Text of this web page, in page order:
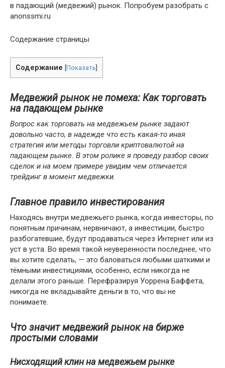
в падающий (медвежий) рынок. Попробуем разобрать с
anonssmi.ru
Содержание страницы
Содержание Показать
Медвежий рынок не помеха: Как торговать
на падающем рынке
Вопрос как торговать на медвежьем рынке задают
довольно часто, в надежде что есть какая-то иная
стратегия или методы торговли криптовалютой на
падающем рынке. В этом ролике я проведу разбор своих
сделок и на моем примере увидим чем отличается
трейдинг в момент медвежки.
Главное правило инвестирования
Находясь внутри медвежьего рынка, когда инвесторы, по
понятным причинам, нервничают, а инвестиции, быстро
разбогатевшие, будут продаваться через Интернет или из
уст в уста. Во время такой неуверенности последнее, что
вы хотите сделать, — это баловаться любыми шаткими и
тёмными инвестициями, особенно, если никогда не
делали этого раньше. Перефразируя Уоррена Баффета,
никогда не вкладывайте деньги в то, что вы не
понимаете.
Что значит медвежий рынок на бирже
простыми словами
Нисходящий клин на медвежьем рынке